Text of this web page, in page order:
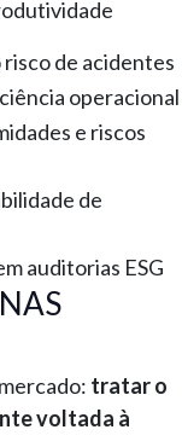
de acidentes
operacional
e riscos
de
auditorias ESG
tratar o
voltada à